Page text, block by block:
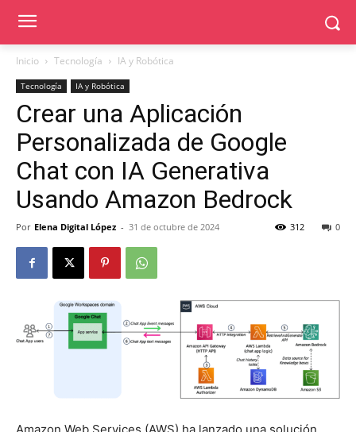
Inicio Tecnología IA y Robótica
Tecnología IA y Robótica
Crear una Aplicación
Personalizada de Google
Chat con IA Generativa
Usando Amazon Bedrock
Por Elena Digital López - 31 de octubre de 2024 0
312
Amazon Web Services (AWS) ha lanzado una solución